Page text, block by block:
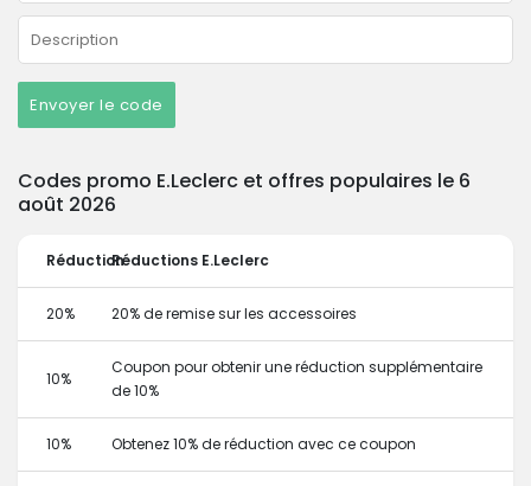
Envoyer le code
Codes promo E.Leclerc et offres populaires le 6
août 2026
RéductionRéductions E.Leclerc
20% 20% de remise sur les accessoires
10%
Coupon pour obtenir une réduction supplémentaire
de 10%
10% Obtenez 10% de réduction avec ce coupon